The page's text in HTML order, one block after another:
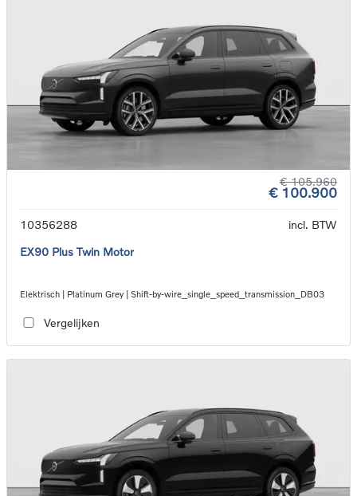
€ 105.960
€ 100.900
10356288
incl. BTW
EX90 Plus Twin Motor
Elektrisch | Platinum Grey | Shift-by-wire_single_speed_transmission_DB03
Vergelijken